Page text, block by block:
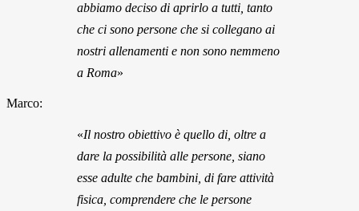
abbiamo deciso di aprirlo a tutti, tanto
che ci sono persone che si collegano ai
nostri allenamenti e non sono nemmeno
a Roma»
Marco:
«Il nostro obiettivo è quello di, oltre a
dare la possibilità alle persone, siano
esse adulte che bambini, di fare attività
fisica, comprendere che le persone